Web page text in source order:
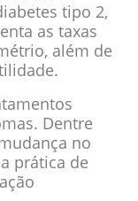
tipo 2,
as taxas
além de
Dentre
no
prática de